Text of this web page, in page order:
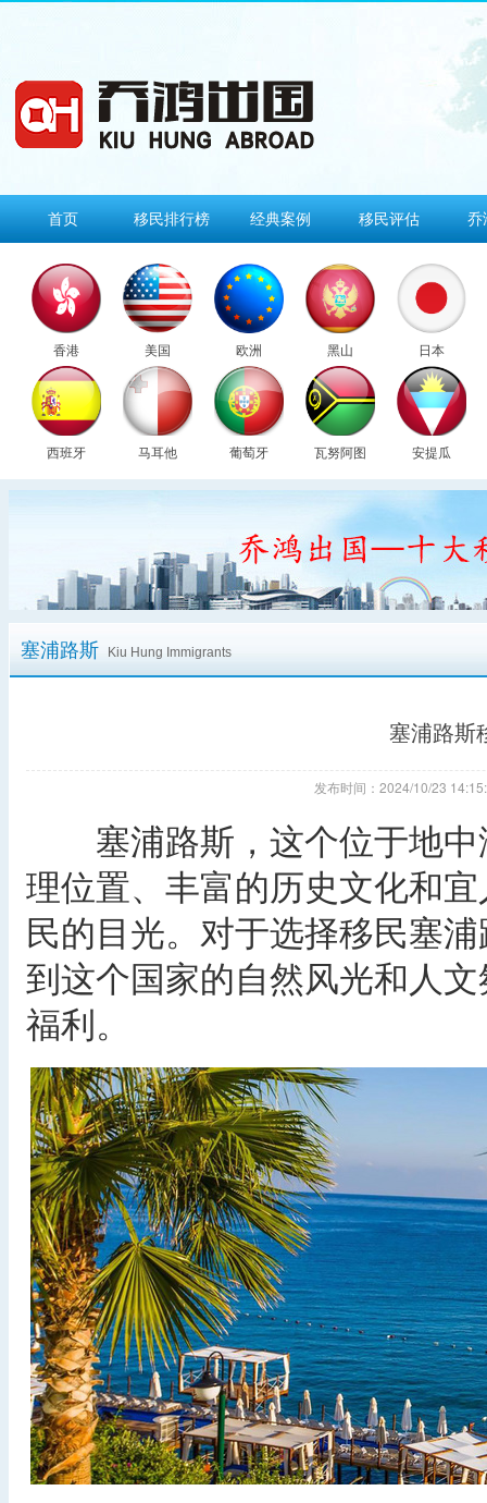
首页 移民排行榜 经典案例 移民评估 乔
香港 美国 欧洲 黑山 日本
西班牙 马耳他 葡萄牙 瓦努阿图 安提瓜
塞浦路斯 Kiu Hung Immigrants
塞浦路斯
发布时间：2024/10/23
塞浦路斯，这个位于地中
理位置、丰富的历史文化和
民的目光。对于选择移民塞
到这个国家的自然风光和人
福利。